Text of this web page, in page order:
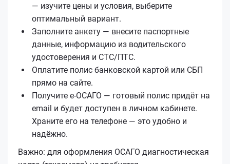
— изучите цены и условия, выберите
оптимальный вариант.
Заполните анкету — внесите паспортные
данные, информацию из водительского
удостоверения и СТС/ПТС.
Оплатите полис банковской картой или СБП
прямо на сайте.
Получите е‑ОСАГО — готовый полис придёт на
email и будет доступен в личном кабинете.
Храните его на телефоне — это удобно и
надёжно.
Важно: для оформления ОСАГО диагностическая